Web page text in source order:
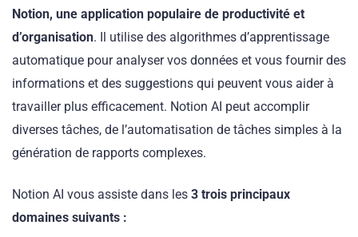
Notion, une application populaire de productivité et
d’organisation. Il utilise des algorithmes d’apprentissage
automatique pour analyser vos données et vous fournir des
informations et des suggestions qui peuvent vous aider à
travailler plus efficacement. Notion AI peut accomplir
diverses tâches, de l’automatisation de tâches simples à la
génération de rapports complexes.
Notion AI vous assiste dans les 3 trois principaux
domaines suivants :